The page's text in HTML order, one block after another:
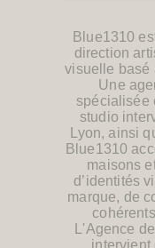
Blue1310
direction
visuelle basé
Une
spécialisée
studio
Lyon, ainsi
Blue1310
maisons
d’identités
marque, de
L'Agence
intervient